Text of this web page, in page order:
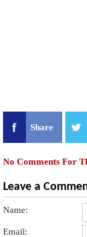
Share
No Comments For
Leave a
Name:
Email: